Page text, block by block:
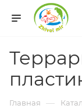
Главная —